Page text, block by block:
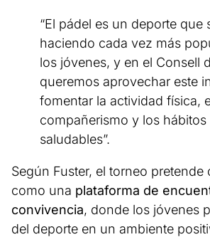
“El pádel es un deporte que
haciendo cada vez más
los jóvenes, y en el Consell
queremos aprovechar este
fomentar la actividad física,
compañerismo y los hábitos
saludables”.
Según Fuster, el torneo pretende
como una plataforma de
convivencia, donde los jóvenes
del deporte en un ambiente